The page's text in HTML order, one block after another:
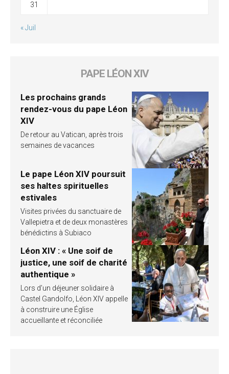
31
« Juil
PAPE LÉON XIV
Les prochains grands
rendez-vous du pape Léon
XIV
De retour au Vatican, après trois
semaines de vacances
Le pape Léon XIV poursuit
ses haltes spirituelles
estivales
Visites privées du sanctuaire de
Vallepietra et de deux monastères
bénédictins à Subiaco
Léon XIV : « Une soif de
justice, une soif de charité
authentique »
Lors d’un déjeuner solidaire à
Castel Gandolfo, Léon XIV appelle
à construire une Église
accueillante et réconciliée